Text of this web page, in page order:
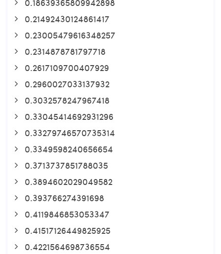
0.21492430124861417
0.23005479616348257
0.2314878781797718
0.2617109700407929
0.2960027033137932
0.3032578247967418
0.33045414692931296
0.33279746570735314
0.3349598240656654
0.3713737851788035
0.3894602029049582
0.393766274391698
0.4119846853053347
0.41517126449825925
0.4221564698736554